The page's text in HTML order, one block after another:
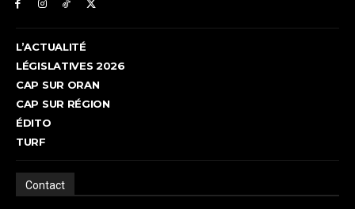
L’ACTUALITÉ
LÉGISLATIVES 2026
CAP SUR ORAN
CAP SUR RÉGION
ÉDITO
TURF
Contact